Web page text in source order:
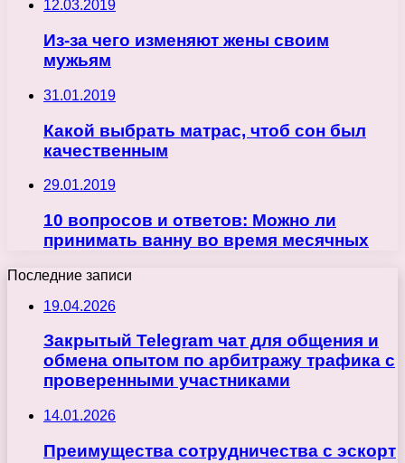
12.03.2019
Из-за чего изменяют жены своим
мужьям
31.01.2019
Какой выбрать матрас, чтоб сон был
качественным
29.01.2019
10 вопросов и ответов: Можно ли
принимать ванну во время месячных
Последние записи
19.04.2026
Закрытый Telegram чат для общения и
обмена опытом по арбитражу трафика с
проверенными участниками
14.01.2026
Преимущества сотрудничества с эскорт